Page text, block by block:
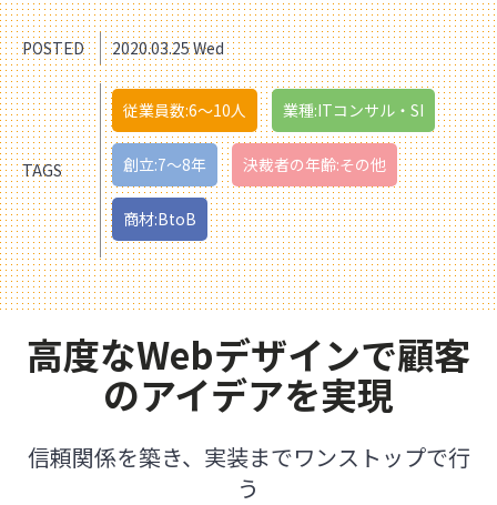
POSTED 2020.03.25 Wed
TAGS
従業員数:6～10人 業種:ITコンサル・SI
創立:7〜8年 決裁者の年齢:その他
商材:BtoB
高度なWebデザインで顧客
のアイデアを実現
信頼関係を築き、実装までワンストップで行
う